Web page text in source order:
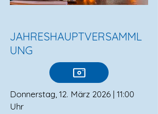
JAHRESHAUPTVERSAMML
UNG
Donnerstag, 12. März 2026 | 11:00
Uhr